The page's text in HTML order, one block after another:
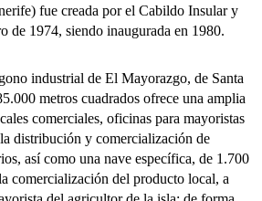
fue creada por el Cabildo Insular y
de 1974, siendo inaugurada en 1980.
industrial de El Mayorazgo, de Santa
metros cuadrados ofrece una amplia
comerciales, oficinas para mayoristas
distribución y comercialización de
así como una nave específica, de 1.700
comercialización del producto local, a